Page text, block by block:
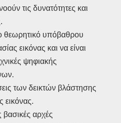
τις δυνατότητες και
θεωρητικό υπόβαθρου
εικόνας και να είναι
ψηφιακής
των δεικτών βλάστησης
εικόνας.
βασικές αρχές